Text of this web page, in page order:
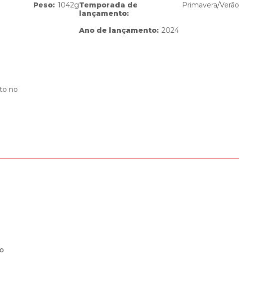
no
Peso: 1042gTemporada de
lançamento:
Primavera/Verão
Ano de lançamento: 2024